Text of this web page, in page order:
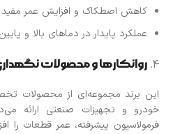
کاهش اصطکاک و افزایش عمر
عملکرد پایدار در دماهای بالا و
روانکارها و محصولات
این برند مجموعه‌ای از محصولات
خودرو و تجهیزات صنعتی ارائه
فرمولاسیون پیشرفته، عمر قطعات را